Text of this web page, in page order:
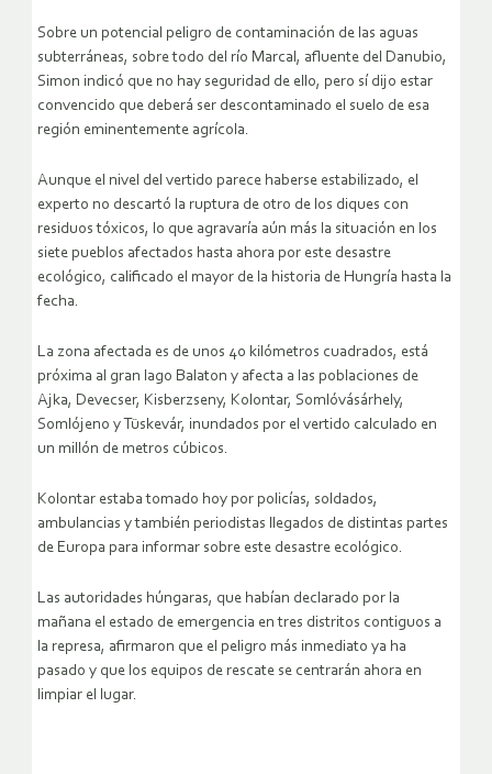
Sobre un potencial peligro de contaminación de las aguas
subterráneas, sobre todo del río Marcal, afluente del Danubio,
Simon indicó que no hay seguridad de ello, pero sí dijo estar
convencido que deberá ser descontaminado el suelo de esa
región eminentemente agrícola.
Aunque el nivel del vertido parece haberse estabilizado, el
experto no descartó la ruptura de otro de los diques con
residuos tóxicos, lo que agravaría aún más la situación en los
siete pueblos afectados hasta ahora por este desastre
ecológico, calificado el mayor de la historia de Hungría hasta la
fecha.
La zona afectada es de unos 40 kilómetros cuadrados, está
próxima al gran lago Balaton y afecta a las poblaciones de
Ajka, Devecser, Kisberzseny, Kolontar, Somlóvásárhely,
Somlójeno y Tüskevár, inundados por el vertido calculado en
un millón de metros cúbicos.
Kolontar estaba tomado hoy por policías, soldados,
ambulancias y también periodistas llegados de distintas partes
de Europa para informar sobre este desastre ecológico.
Las autoridades húngaras, que habían declarado por la
mañana el estado de emergencia en tres distritos contiguos a
la represa, afirmaron que el peligro más inmediato ya ha
pasado y que los equipos de rescate se centrarán ahora en
limpiar el lugar.